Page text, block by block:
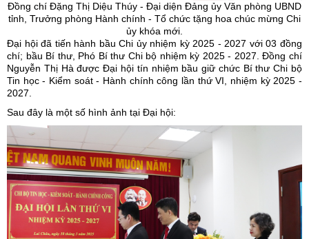
Đồng chí Đặng Thị Diệu Thúy - Đại diện Đảng ủy Văn phòng UBND
tỉnh, Trưởng phòng Hành chính - Tổ chức tặng hoa chúc mừng Chi
ủy khóa mới.
Đại hội đã tiến hành bầu Chi ủy nhiệm kỳ 2025 - 2027 với 03 đồng
chí; bầu Bí thư, Phó Bí thư Chi bộ nhiệm kỳ 2025 - 2027. Đồng chí
Nguyễn Thị Hà được Đại hội tín nhiệm bầu giữ chức Bí thư Chi bộ
Tin học - Kiểm soát - Hành chính công lần thứ VI, nhiệm kỳ 2025 -
2027.
Sau đây là một số hình ảnh tại Đại hội: